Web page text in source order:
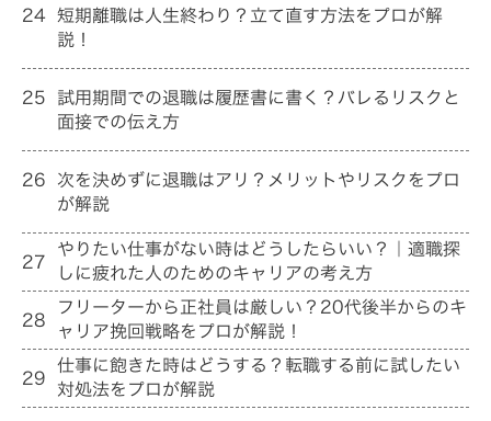
24 短期離職は人生終わり？立て直す方法をプロが解
説！
25 試用期間での退職は履歴書に書く？バレるリスクと
面接での伝え方
26 次を決めずに退職はアリ？メリットやリスクをプロ
が解説
27 やりたい仕事がない時はどうしたらいい？｜適職探
しに疲れた人のためのキャリアの考え方
28 フリーターから正社員は厳しい？20代後半からのキ
ャリア挽回戦略をプロが解説！
29 仕事に飽きた時はどうする？転職する前に試したい
対処法をプロが解説